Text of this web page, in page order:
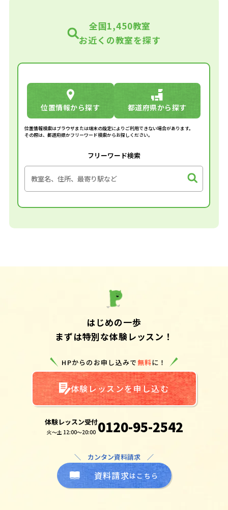
全国1,450教室
お近くの教室を探す
位置情報から探す 都道府県から探す
位置情報検索はブラウザまたは端末の設定によりご利用できない場合があります。
その際は、都道府県かフリーワード検索からお探しください。
フリーワード検索
はじめの一歩
まずは特別な体験レッスン！
HPからのお申し込みで無料に！
体験レッスンを申し込む
体験レッスン受付
火～土 12:00～20:00 0120-95-2542
＼ カンタン資料請求 ／
資料請求はこちら